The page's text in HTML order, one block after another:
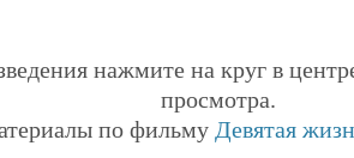
нажмите на круг в
просмотра.
по фильму Девятая